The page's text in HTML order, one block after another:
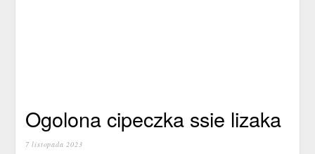
Ogolona cipeczka ssie lizaka
7 listopada 2023